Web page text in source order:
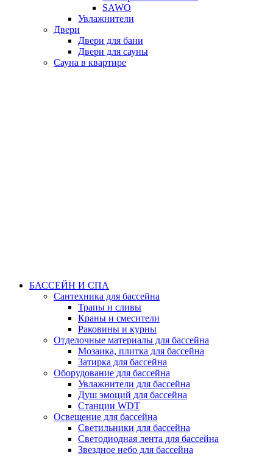
SAWO
Увлажнители
Двери
Двери для бани
Двери для сауны
Сауна в квартире
БАССЕЙН И СПА
Сантехника для бассейна
Трапы и сливы
Краны и смесители
Раковины и курны
Отделочные материалы для бассейна
Мозаика, плитка для бассейна
Затирка для бассейна
Оборудование для бассейна
Увлажнители для бассейна
Душ эмоций для бассейна
Станции WDT
Освещение для бассейна
Светильники для бассейна
Светодиодная лента для бассейна
Звездное небо для бассейна